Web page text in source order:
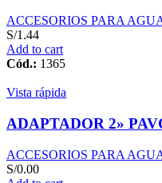
ACCESORIOS PARA
S/1.44
Add to cart
Cód.: 1365
Vista rápida
ADAPTADOR 2»
ACCESORIOS PARA
S/0.00